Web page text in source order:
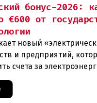
бонус-2026:
€600 от
новый
и предприятий,
счета за
евро на устано